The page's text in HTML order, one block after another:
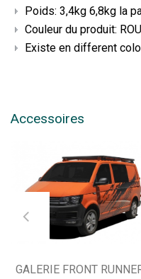
Poids: 3,4kg 6,8kg la
Couleur du produit:
Existe en different
Accessoires
GALERIE FRONT